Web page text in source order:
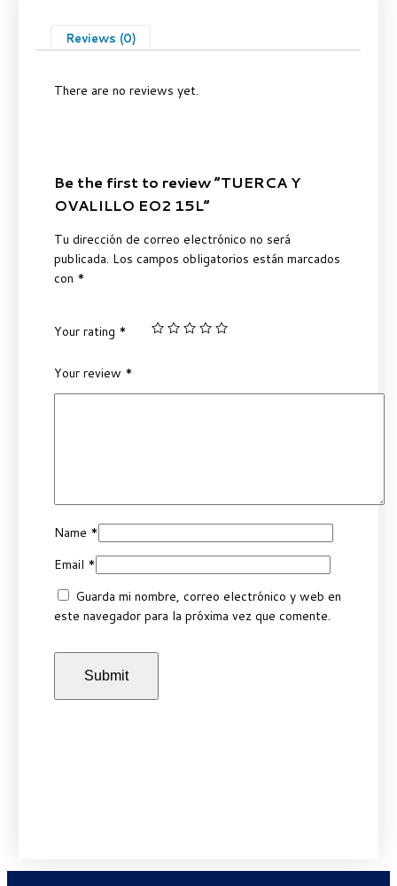
Reviews (0)
There are no reviews yet.
Be the first to review “TUERCA Y
OVALILLO EO2 15L”
Tu dirección de correo electrónico no será
publicada. Los campos obligatorios están marcados
con *
Your rating *
Your review *
Name *
Email *
Guarda mi nombre, correo electrónico y web en
este navegador para la próxima vez que comente.